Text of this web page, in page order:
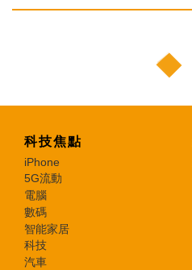
科技焦點
iPhone
5G流動
電腦
數碼
智能家居
科技
汽車